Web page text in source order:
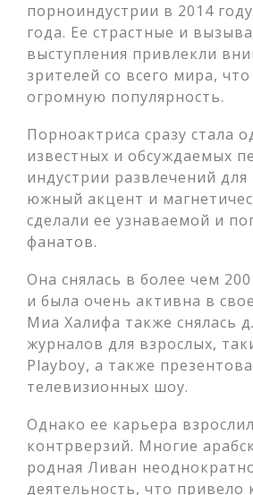
порноиндустрии в 2014
года. Ее страстные и
выступления привлекли
зрителей со всего мира,
огромную популярность.
Порноактриса сразу стала
известных и обсуждаемых
индустрии развлечений для
южный акцент и
сделали ее узнаваемой и
фанатов.
Она снялась в более чем
и была очень активна в
Миа Халифа также снялась
журналов для взрослых,
Playboy, а также
телевизионных шоу.
Однако ее карьера
контрверзий. Многие
родная Ливан
деятельность, что привело